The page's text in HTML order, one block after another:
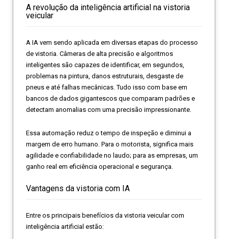
A revolução da inteligência artificial na vistoria
veicular
A IA vem sendo aplicada em diversas etapas do processo
de vistoria. Câmeras de alta precisão e algoritmos
inteligentes são capazes de identificar, em segundos,
problemas na pintura, danos estruturais, desgaste de
pneus e até falhas mecânicas. Tudo isso com base em
bancos de dados gigantescos que comparam padrões e
detectam anomalias com uma precisão impressionante.
Essa automação reduz o tempo de inspeção e diminui a
margem de erro humano. Para o motorista, significa mais
agilidade e confiabilidade no laudo; para as empresas, um
ganho real em eficiência operacional e segurança.
Vantagens da vistoria com IA
Entre os principais benefícios da vistoria veicular com
inteligência artificial estão: